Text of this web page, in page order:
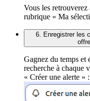
Vous les retrouverez
rubrique « Ma
6. Enregistrer les
Gagnez du temps et
recherche à chaque
« Créer une alerte » :